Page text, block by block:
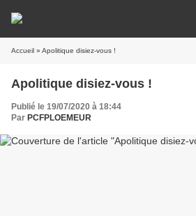
Accueil » Apolitique disiez-vous !
Apolitique disiez-vous !
Publié le 19/07/2020 à 18:44
Par PCFPLOEMEUR